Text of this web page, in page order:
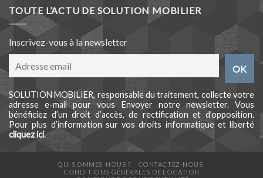
TOUTE L’ACTU DE SOLUTION MOBILIER
Inscrivez-vous à la newsletter
SOLUTION MOBILIER, responsable du traitement, collecte votre
adresse e-mail pour vous Envoyer notre newsletter. Vous
bénéficiez d’un droit d’accès, de rectification et d’opposition.
Pour plus d’information sur vos droits informatique et liberté
cliquez ici.
QUI SOMMES-NOUS ?
CONTACTEZ-NOUS
CONDITIONS GÉNÉRALES DE LOCATION